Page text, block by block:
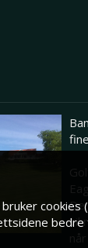
vil
cookies
bedre